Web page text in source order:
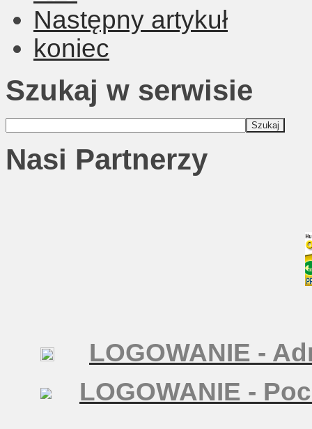
Następny artykuł
koniec
Szukaj w serwisie
Nasi Partnerzy
LOGOWANIE -
LOGOWANIE -